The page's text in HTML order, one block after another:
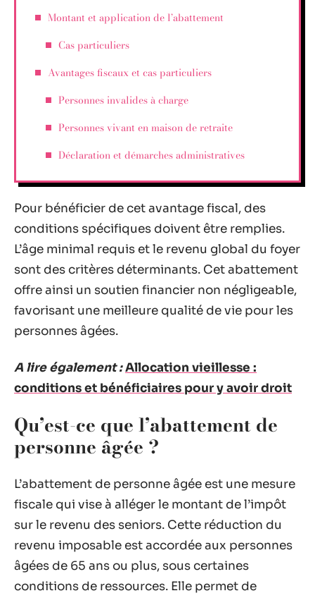
Montant et application de l’abattement
Cas particuliers
Avantages fiscaux et cas particuliers
Personnes invalides à charge
Personnes vivant en maison de retraite
Déclaration et démarches administratives
Pour bénéficier de cet avantage fiscal, des
conditions spécifiques doivent être remplies.
L’âge minimal requis et le revenu global du foyer
sont des critères déterminants. Cet abattement
offre ainsi un soutien financier non négligeable,
favorisant une meilleure qualité de vie pour les
personnes âgées.
A lire également :Allocation vieillesse :
conditions et bénéficiaires pour y avoir droit
Qu’est-ce que l’abattement de
personne âgée ?
L’abattement de personne âgée est une mesure
fiscale qui vise à alléger le montant de l’impôt
sur le revenu des seniors. Cette réduction du
revenu imposable est accordée aux personnes
âgées de 65 ans ou plus, sous certaines
conditions de ressources. Elle permet de